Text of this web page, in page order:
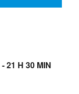
-21 H 30 MIN